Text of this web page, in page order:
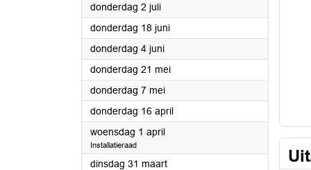
donderdag 2 juli2026
donderdag 18 juni2026
donderdag 4 juni2026
donderdag 21 mei2026
donderdag 7 mei2026
donderdag 16 april2026
woensdag 1 april2026
Installatieraad
dinsdag 31 maart2026